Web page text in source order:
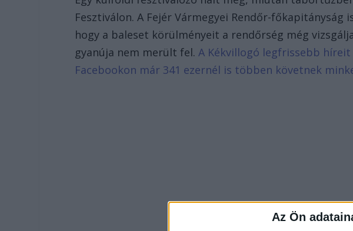
Az Ön
Fesztiválon. A Fejér Vármegyei Rendőr-
hogy a baleset körülményeit a rendőrség még
gyanúja nem merült fel.A Kékvillogó legfrissebb
Facebookon már 341 ezernél is többen követnek